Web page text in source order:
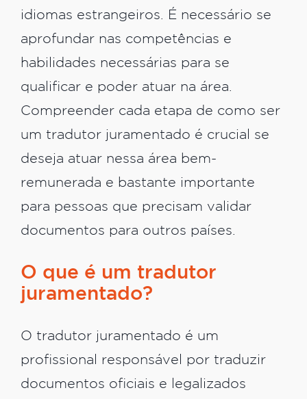
idiomas estrangeiros. É necessário se
aprofundar nas competências e
habilidades necessárias para se
qualificar e poder atuar na área.
Compreender cada etapa de como ser
um tradutor juramentado é crucial se
deseja atuar nessa área bem-
remunerada e bastante importante
para pessoas que precisam validar
documentos para outros países.
O que é um tradutor
juramentado?
O tradutor juramentado é um
profissional responsável por traduzir
documentos oficiais e legalizados